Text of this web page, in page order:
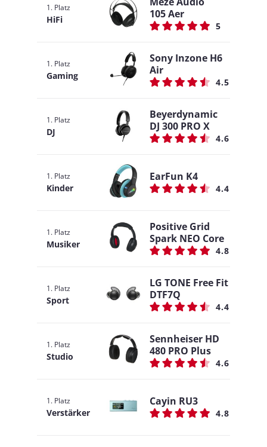
1. Platz
HiFi
105 Aer
5
1. Platz
Gaming
Sony Inzone H6
Air
4.5
1. Platz
DJ
Beyerdynamic
DJ 300 PRO X
4.6
1. Platz
Kinder
EarFun K4
4.4
1. Platz
Musiker
Positive Grid
Spark NEO Core
4.8
1. Platz
Sport
LG TONE Free Fit
DTF7Q
4.4
1. Platz
Studio
Sennheiser HD
480 PRO Plus
4.6
1. Platz
Verstärker
Cayin RU3
4.8